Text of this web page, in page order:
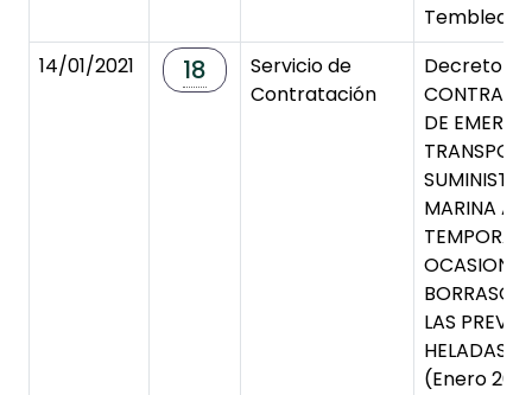
Tembleque
14/01/2021
18
Servicio de
Contratación
Decreto de
DE
MARINA
TEMPORAL
LAS
HELADAS
(Enero